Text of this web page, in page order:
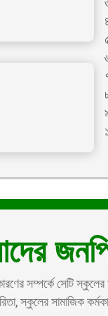
সম্পর্কে সেটি স্কুলের
স্কুলের সামাজিক